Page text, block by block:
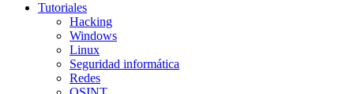
Tutoriales
Hacking
Windows
Linux
Seguridad informática
Redes